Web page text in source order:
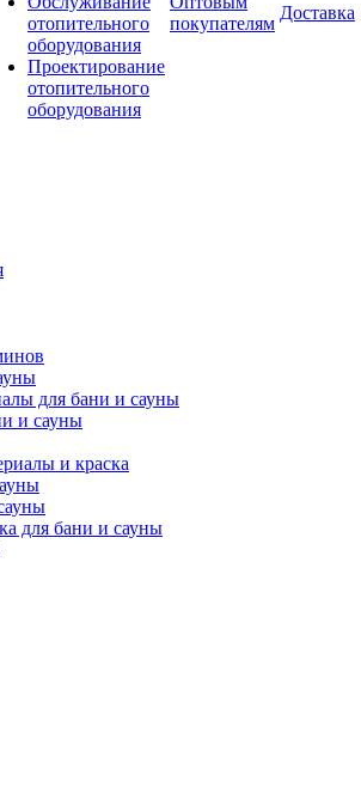
отопительного
оборудования
Проектирование
отопительного
оборудования
покупателям
Доставка
для бани и сауны
и сауны
и краска
для бани и сауны